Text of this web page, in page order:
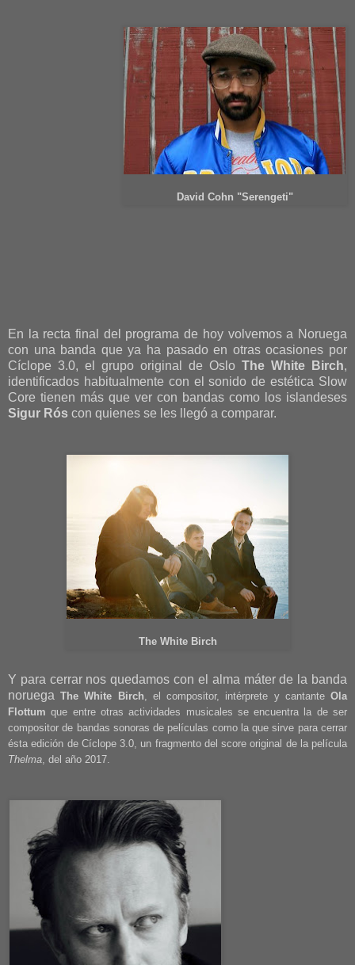
David Cohn "Serengeti"
En la recta final del programa de hoy volvemos a Noruega
con una banda que ya ha pasado en otras ocasiones por
Cíclope 3.0, el grupo original de Oslo The White Birch,
identificados habitualmente con el sonido de estética Slow
Core tienen más que ver con bandas como los islandeses
Sigur Rós con quienes se les llegó a comparar.
The White Birch
Y para cerrar nos quedamos con el alma máter de la banda
noruegaThe White Birch , el compositor, intérprete y cantanteOla
Flottum que entre otras actividades musicales se encuentra la de ser
compositor de bandas sonoras de películas como la que sirve para cerrar
ésta edición de Cíclope 3.0, un fragmento del score original de la película
Thelma , del año 2017.